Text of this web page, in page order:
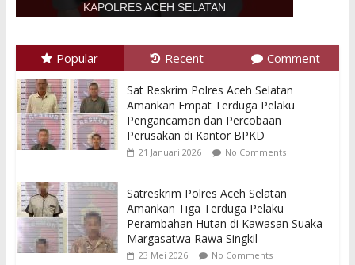
KAPOLRES ACEH SELATAN
Popular Recent Comment
Sat Reskrim Polres Aceh Selatan
Amankan Empat Terduga Pelaku
Pengancaman dan Percobaan
Perusakan di Kantor BPKD
21 Januari 2026 No Comments
Satreskrim Polres Aceh Selatan
Amankan Tiga Terduga Pelaku
Perambahan Hutan di Kawasan Suaka
Margasatwa Rawa Singkil
23 Mei 2026 No Comments